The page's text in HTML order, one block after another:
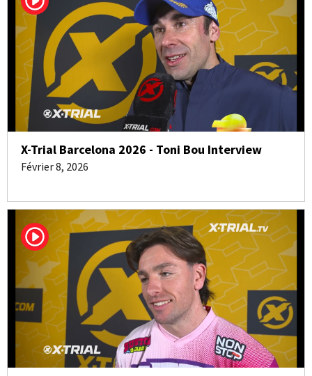
X-Trial Barcelona 2026 - Toni Bou Interview
Février 8, 2026